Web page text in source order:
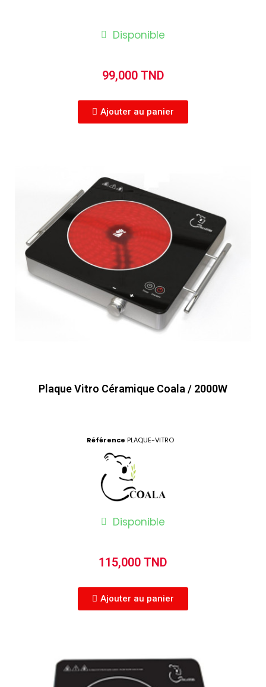
Disponible
99,000 TND
Ajouter au panier
Plaque Vitro Céramique Coala / 2000W
Référence PLAQUE-VITRO
Disponible
115,000 TND
Ajouter au panier